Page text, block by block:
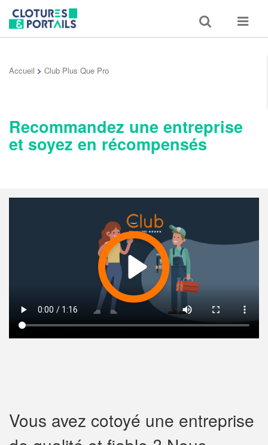
Toggle
search
Toggle
Accueil > Club Plus Que Pro
Recommandez une entreprise
et soyez en récompensés
Vous avez cotoyé une entreprise